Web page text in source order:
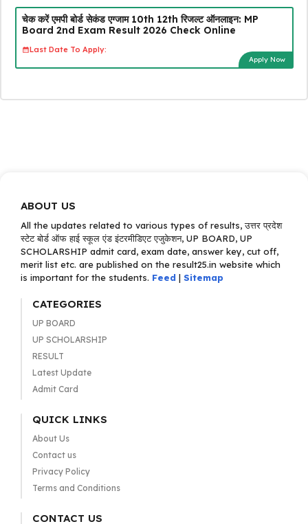
चेक करें एमपी बोर्ड सेकंड एग्जाम 10th 12th रिजल्ट ऑनलाइन: MP
Board 2nd Exam Result 2026 Check Online
Last Date To Apply:
Apply Now
ABOUT US
All the updates related to various types of results, उत्तर प्रदेश
स्टेट बोर्ड ऑफ हाई स्कूल एंड इंटरमीडिएट एजुकेशन, UP BOARD, UP
SCHOLARSHIP admit card, exam date, answer key, cut off,
merit list etc. are published on the result25.in website which
is important for the students. Feed | Sitemap
CATEGORIES
UP BOARD
UP SCHOLARSHIP
RESULT
Latest Update
Admit Card
QUICK LINKS
About Us
Contact us
Privacy Policy
Terms and Conditions
CONTACT US